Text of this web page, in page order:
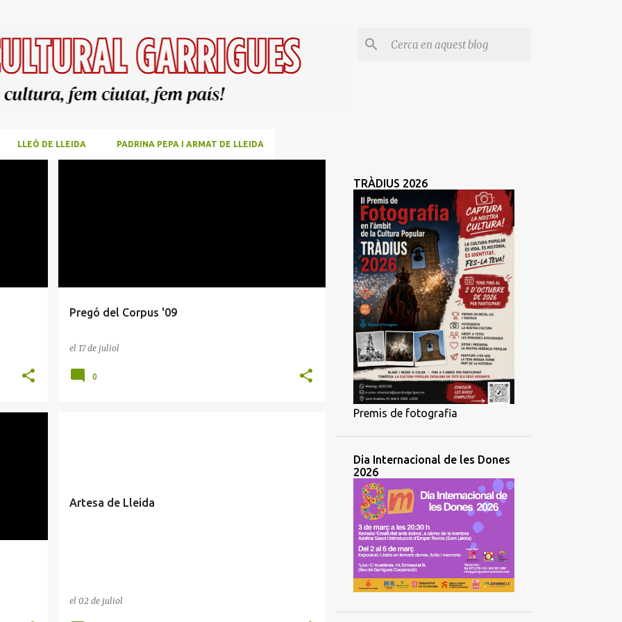
LLEÓ DE LLEIDA PADRINA PEPA I ARMAT DE LLEIDA
Pregó del Corpus '09
el 17 de juliol
0
Artesa de Lleida
el 02 de juliol
TRÀDIUS 2026
Premis de fotografia
Dia Internacional de les Dones
2026